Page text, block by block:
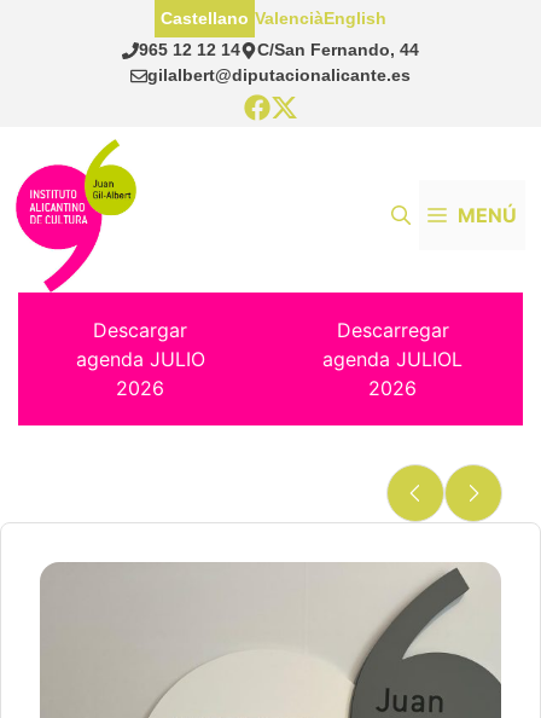
965 12 12 14
C/San Fernando, 44
gilalbert@diputacionalicante.es
Castellano ValenciàEnglish
MENÚ
Descargar
agenda JULIO
2026
Descarregar
agenda JULIOL
2026